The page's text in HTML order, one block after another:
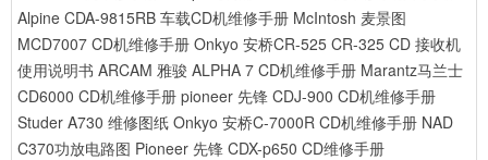
Alpine CDA-9815RB 车载CD机维修手册 McIntosh 麦景图
MCD7007 CD机维修手册 Onkyo 安桥CR-525 CR-325 CD 接收机
使用说明书 ARCAM 雅骏 ALPHA 7 CD机维修手册 Marantz马兰士
CD6000 CD机维修手册 pioneer 先锋 CDJ-900 CD机维修手册
Studer A730 维修图纸 Onkyo 安桥C-7000R CD机维修手册 NAD
C370功放电路图 Pioneer 先锋 CDX-p650 CD维修手册